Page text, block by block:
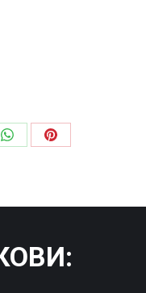
Share
Share
: